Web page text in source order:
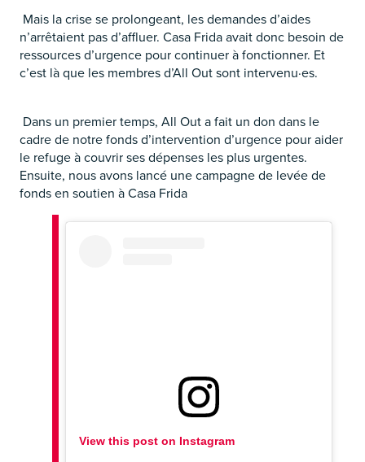
Mais la crise se prolongeant, les demandes d’aides
n’arrêtaient pas d’affluer. Casa Frida avait donc besoin de
ressources d’urgence pour continuer à fonctionner. Et
c’est là que les membres d’All Out sont intervenu·es.
Dans un premier temps, All Out a fait un don dans le
cadre de notre fonds d’intervention d’urgence pour aider
le refuge à couvrir ses dépenses les plus urgentes.
Ensuite, nous avons lancé une campagne de levée de
fonds en soutien à Casa Frida
View this post on Instagram